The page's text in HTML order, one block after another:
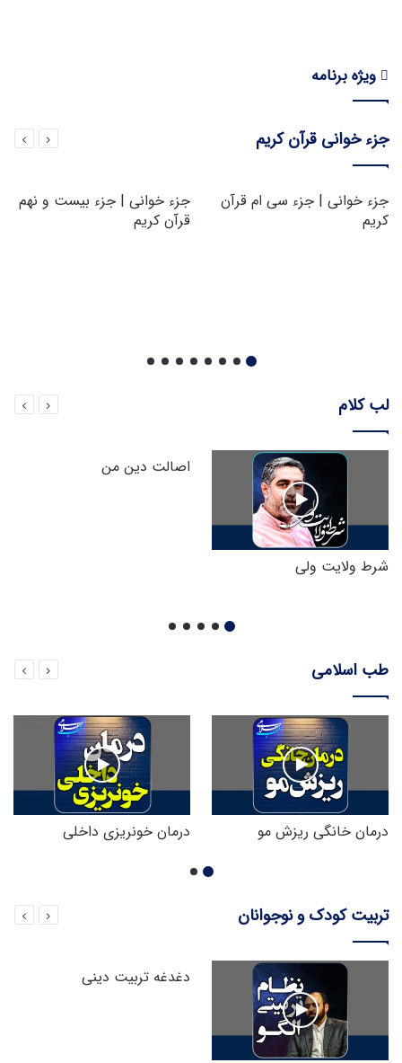
ویژه برنامه
جزء خوانی قرآن کریم
جزء خوانی | جزء سی ام قرآن
کریم
جزء خوانی | جزء بیست و نهم
قرآن کریم
لب کلام
شرط ولایت ولی
اصالت دین من
طب اسلامی
درمان خانگی ریزش مو درمان خونریزی داخلی
تربیت کودک و نوجوانان
دغدغه تربیت دینی